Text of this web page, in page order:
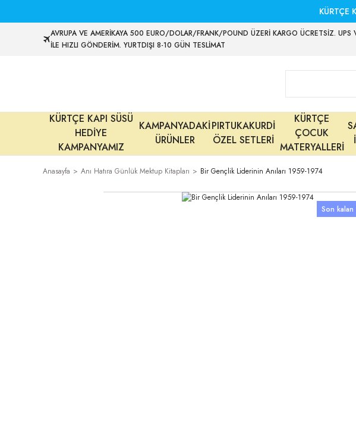
KÜRTÇE
AVRUPA VE AMERİKAYA 500 EURO/DOLAR/FRANK/POUND ÜZERİ KARGO ÜCRETSİZ. UPS
İLE HIZLI GÖNDERİM. YURTDIŞI 8-10 GÜN TESLİMAT
KÜRTÇE KAPI SÜSÜ
HEDİYE
KAMPANYAMIZ
KAMPANYADAKİ
ÜRÜNLER
PIRTUKAKURDİ
ÖZEL SETLERİ
KÜRTÇE
ÇOCUK
MATERYALLERİ
Anasayfa Anı Hatıra Günlük Mektup Kitapları Bir Gençlik Liderinin Anıları 1959-1974
Son kalan